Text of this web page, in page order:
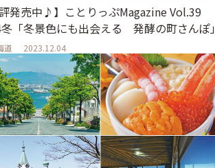
評発売中♪】ことりっぷMagazine Vol.39
「冬景色にも出会える 発酵の町さんぽ」
道 2023.12.04